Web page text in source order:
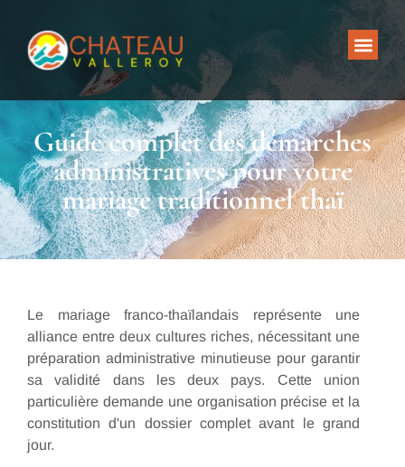
Guide complet des démarches
administratives pour votre
mariage traditionnel thaï
Le mariage franco-thaïlandais représente une
alliance entre deux cultures riches, nécessitant une
préparation administrative minutieuse pour garantir
sa validité dans les deux pays. Cette union
particulière demande une organisation précise et la
constitution d'un dossier complet avant le grand
jour.